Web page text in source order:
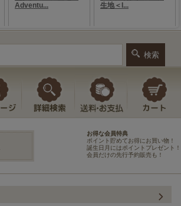
お得な会員特典
ポイント貯めてお得にお買い物！
誕生日月にはポイントプレゼント！
会員だけの先行予約販売も！